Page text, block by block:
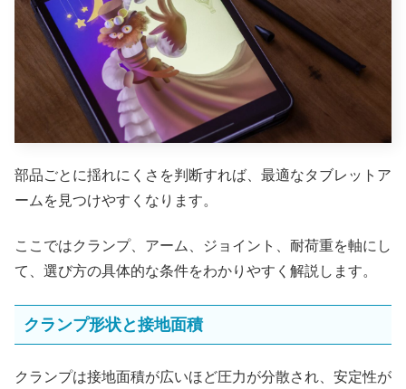
部品ごとに揺れにくさを判断すれば、最適なタブレットア
ームを見つけやすくなります。
ここではクランプ、アーム、ジョイント、耐荷重を軸にし
て、選び方の具体的な条件をわかりやすく解説します。
クランプ形状と接地面積
クランプは接地面積が広いほど圧力が分散され、安定性が